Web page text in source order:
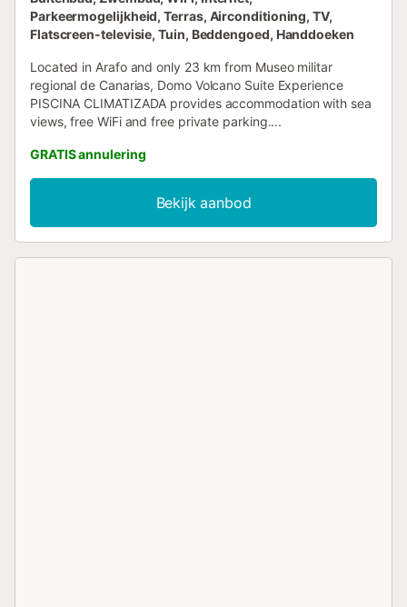
Parkeermogelijkheid, Terras, Airconditioning, TV,
Flatscreen-televisie, Tuin, Beddengoed, Handdoeken
Located in Arafo and only 23 km from Museo militar
regional de Canarias, Domo Volcano Suite Experience
PISCINA CLIMATIZADA provides accommodation with sea
views, free WiFi and free private parking....
GRATIS annulering
Bekijk aanbod